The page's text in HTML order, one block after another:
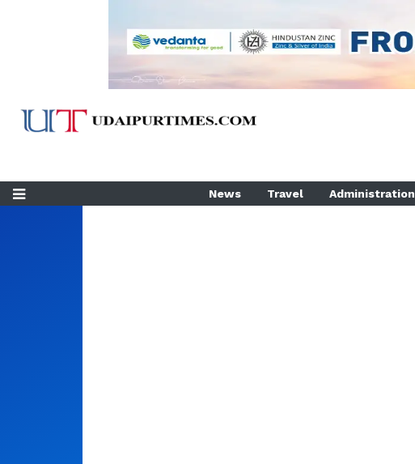
News Travel Administration